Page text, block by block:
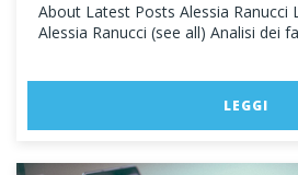
About Latest Posts Alessia Ranucci
Alessia Ranucci (see all) Analisi dei
LEGGI